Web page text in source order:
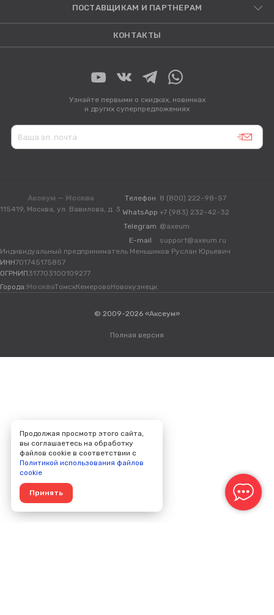
ПОСТАВЩИКАМ И ПАРТНЕРАМ
КОНТАКТЫ
Узнайте первыми о скидках, новинках
и других суперпредложениях
Аксеум — Москва
115419, Москва, ул. Вавилова, д. 3
Телефон 8 (800) 222-98-57
WhatsApp +7 (983) 232-42-32
Telegram @axeum
E-mail
support@axeum.ru
Индивидуальный предприниматель Меньшиков Руслан Юрьевич
ИНН701745175857
ОГРНИП317703100109277
Города: МоскваТомскКемеровоНовокузнецк
© 2009-2026 «Аксеум»
Полная версия
Продолжая просмотр этого сайта,
вы соглашаетесь на обработку
файлов cookie в соответствии с
Политикой использования файлов
cookie
Принять